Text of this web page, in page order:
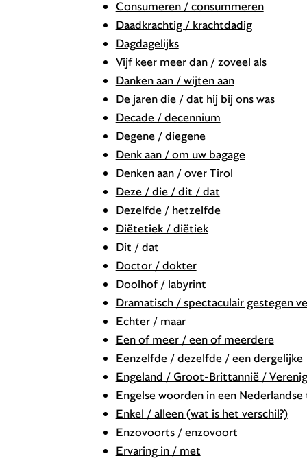
Consumeren / consummeren
Daadkrachtig / krachtdadig
Dagdagelijks
Vijf keer meer dan / zoveel als
Danken aan / wijten aan
De jaren die / dat hij bij ons was
Decade / decennium
Degene / diegene
Denk aan / om uw bagage
Denken aan / over Tirol
Deze / die / dit / dat
Dezelfde / hetzelfde
Diëtetiek / diëtiek
Dit / dat
Doctor / dokter
Doolhof / labyrint
Dramatisch / spectaculair gestegen
Echter / maar
Een of meer / een of meerdere
Eenzelfde / dezelfde / een dergelijke
Engeland / Groot-Brittannië /
Engelse woorden in een Nederlandse
Enkel / alleen (wat is het verschil?)
Enzovoorts / enzovoort
Ervaring in / met